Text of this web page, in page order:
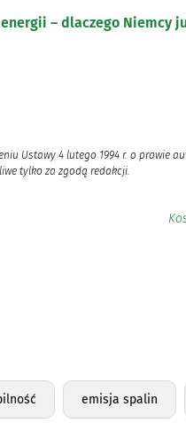
– dlaczego Niemcy
Ustawy 4 lutego 1994 r. o prawie
tylko za zgodą redakcji.
emisja spalin